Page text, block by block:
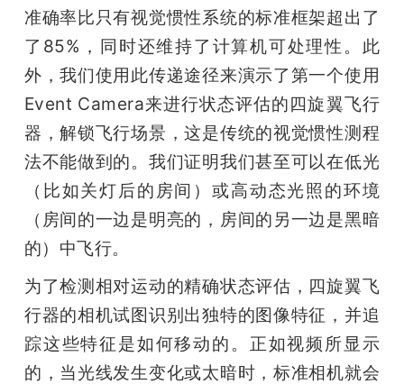
准确率比只有视觉惯性系统的标准框架超出了
了85%，同时还维持了计算机可处理性。此
外，我们使用此传递途径来演示了第一个使用
Event Camera来进行状态评估的四旋翼飞行
器，解锁飞行场景，这是传统的视觉惯性测程
法不能做到的。我们证明我们甚至可以在低光
（比如关灯后的房间）或高动态光照的环境
（房间的一边是明亮的，房间的另一边是黑暗
的）中飞行。
为了检测相对运动的精确状态评估，四旋翼飞
行器的相机试图识别出独特的图像特征，并追
踪这些特征是如何移动的。正如视频所显示
的，当光线发生变化或太暗时，标准相机就会